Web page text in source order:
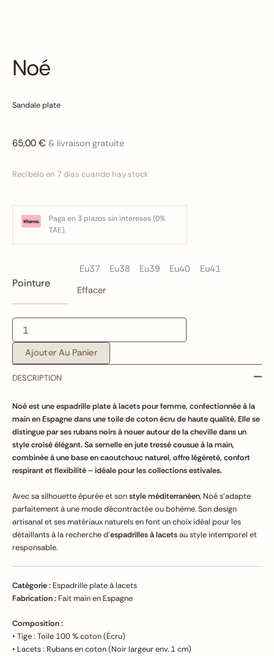
Noé
Sandale plate
65,00 € & livraison gratuite
Recíbelo en 7 dias cuando hay stock
Paga en 3 plazos sin intereses (0%
TAE).
Pointure
Eu37 Eu38 Eu39 Eu40
Eu41
Effacer
quantité
de
Ajouter Au Panier
DESCRIPTION
Noé est une espadrille plate à lacets pour femme, confectionnée à la
main en Espagne dans une toile de coton écru de haute qualité. Elle se
distingue par ses rubans noirs à nouer autour de la cheville dans un
style croisé élégant. Sa semelle en jute tressé cousue à la main,
combinée à une base en caoutchouc naturel, offre légèreté, confort
respirant et flexibilité – idéale pour les collections estivales.
Avec sa silhouette épurée et sonstyle méditerranéen, Noé s’adapte
parfaitement à une mode décontractée ou bohème. Son design
artisanal et ses matériaux naturels en font un choix idéal pour les
détaillants à la recherche d’espadrilles à lacetsau style intemporel et
responsable.
Catégorie : Espadrille plate à lacets
Fabrication : Fait main en Espagne
Composition :
• Tige : Toile 100 % coton (Écru)
• Lacets : Rubans en coton (Noir largeur env. 1 cm)